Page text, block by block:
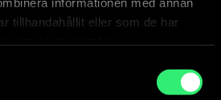
tillhandahållit eller som de har
komponerade bilder bär